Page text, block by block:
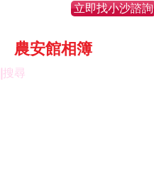
立即找小沙諮詢
農安館相簿
搜尋